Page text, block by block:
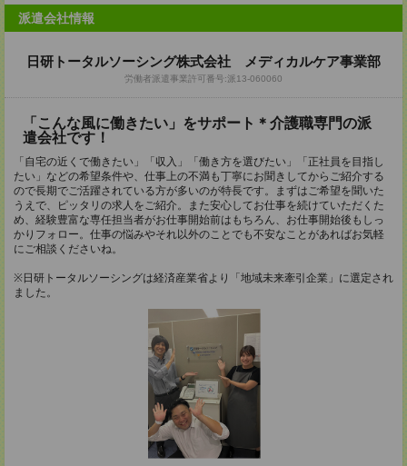
派遣会社情報
日研トータルソーシング株式会社 メディカルケア事業部
労働者派遣事業許可番号:派13-060060
「こんな風に働きたい」をサポート＊介護職専門の派
遣会社です！
「自宅の近くで働きたい」「収入」「働き方を選びたい」「正社員を目指し
たい」などの希望条件や、仕事上の不満も丁寧にお聞きしてからご紹介する
ので長期でご活躍されている方が多いのが特長です。まずはご希望を聞いた
うえで、ピッタリの求人をご紹介。また安心してお仕事を続けていただくた
め、経験豊富な専任担当者がお仕事開始前はもちろん、お仕事開始後もしっ
かりフォロー。仕事の悩みやそれ以外のことでも不安なことがあればお気軽
にご相談くださいね。
※日研トータルソーシングは経済産業省より「地域未来牽引企業」に選定され
ました。